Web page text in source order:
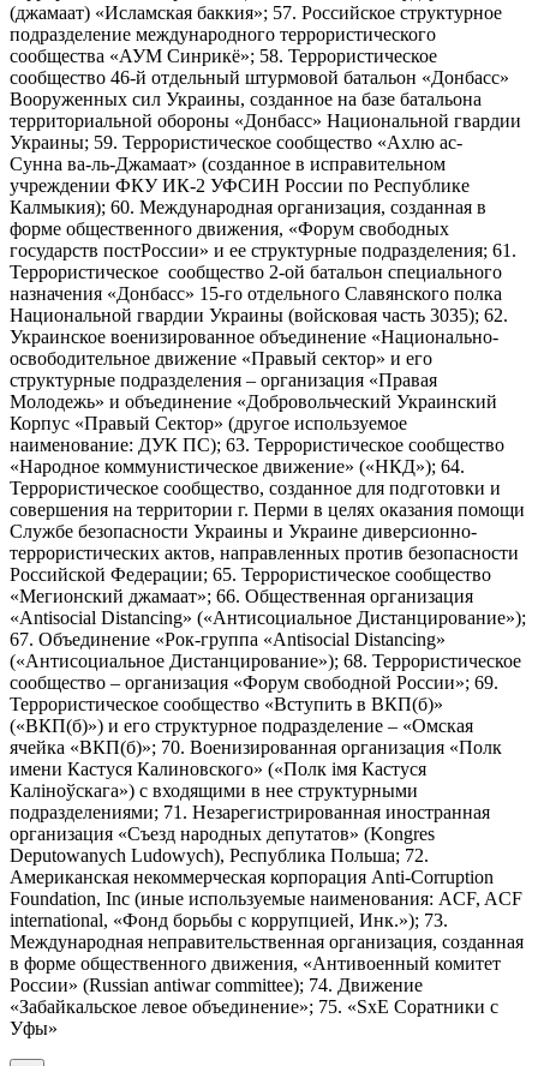
(джамаат) «Исламская баккия»; 57. Российское структурное
подразделение международного террористического
сообщества «АУМ Синрикё»; 58. Террористическое
сообщество 46-й отдельный штурмовой батальон «Донбасс»
Вооруженных сил Украины, созданное на базе батальона
территориальной обороны «Донбасс» Национальной гвардии
Украины; 59. Террористическое сообщество «Ахлю ас-
Сунна ва-ль-Джамаат» (созданное в исправительном
учреждении ФКУ ИК-2 УФСИН России по Республике
Калмыкия); 60. Международная организация, созданная в
форме общественного движения, «Форум свободных
государств постРоссии» и ее структурные подразделения; 61.
Террористическое сообщество 2-ой батальон специального
назначения «Донбасс» 15-го отдельного Славянского полка
Национальной гвардии Украины (войсковая часть 3035); 62.
Украинское военизированное объединение «Национально-
освободительное движение «Правый сектор» и его
структурные подразделения – организация «Правая
Молодежь» и объединение «Добровольческий Украинский
Корпус «Правый Сектор» (другое используемое
наименование: ДУК ПС); 63. Террористическое сообщество
«Народное коммунистическое движение» («НКД»); 64.
Террористическое сообщество, созданное для подготовки и
совершения на территории г. Перми в целях оказания помощи
Службе безопасности Украины и Украине диверсионно-
террористических актов, направленных против безопасности
Российской Федерации; 65. Террористическое сообщество
«Мегионский джамаат»; 66. Общественная организация
«Antisocial Distancing» («Антисоциальное Дистанцирование»);
67. Объединение «Рок-группа «Antisocial Distancing»
(«Антисоциальное Дистанцирование»); 68. Террористическое
сообщество – организация «Форум свободной России»; 69.
Террористическое сообщество «Вступить в ВКП(б)»
(«ВКП(б)») и его структурное подразделение – «Омская
ячейка «ВКП(б)»; 70. Военизированная организация «Полк
имени Кастуся Калиновского» («Полк iмя Кастуся
Калiноўскага») с входящими в нее структурными
подразделениями; 71. Незарегистрированная иностранная
организация «Съезд народных депутатов» (Kongres
Deputowanych Ludowych), Республика Польша; 72.
Американская некоммерческая корпорация Anti-Corruption
Foundation, Inc (иные используемые наименования: ACF, ACF
international, «Фонд борьбы с коррупцией, Инк.»); 73.
Международная неправительственная организация, созданная
в форме общественного движения, «Антивоенный комитет
России» (Russian antiwar committee); 74. Движение
«Забайкальское левое объединение»; 75. «SxE Соратники с
Уфы»